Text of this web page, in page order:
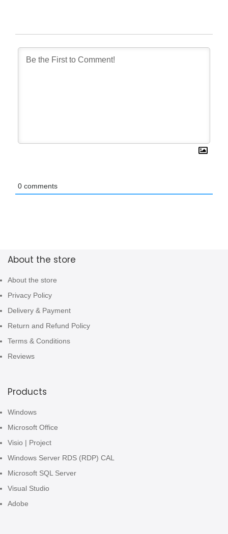
0 comments
About the store
About the store
Privacy Policy
Delivery & Payment
Return and Refund Policy
Terms & Conditions
Reviews
Products
Windows
Microsoft Office
Visio | Project
Windows Server RDS (RDP) CAL
Microsoft SQL Server
Visual Studio
Adobe